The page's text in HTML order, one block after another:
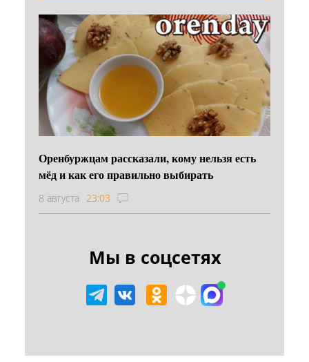
Оренбуржцам рассказали, кому нельзя есть
мёд и как его правильно выбирать
8 августа 23:03
Мы в соцсетях